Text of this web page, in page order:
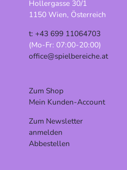
Hollergasse 30/1
1150 Wien, Österreich
t: +43 699 11064703
(Mo-Fr: 07:00-20:00)
office@spielbereiche.at
Zum Shop
Mein Kunden-Account
Zum Newsletter
anmelden
Abbestellen